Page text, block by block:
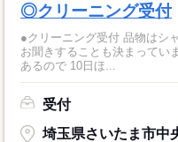
◎クリーニング受付
●クリーニング受付 品物はシャツやスーツがほとんどで、 お客様へ
お聞きすることも決まっています。 写真付きのマニュア
あるので 10日ほ...
受付
埼玉県さいたま市中